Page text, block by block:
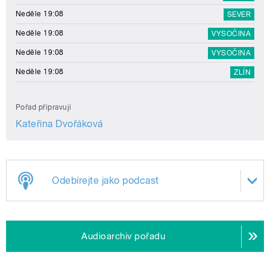
Neděle 19:08 SEVER
Neděle 19:08 VYSOČINA
Neděle 19:08 VYSOČINA
Neděle 19:08 ZLÍN
Pořad připravují
Kateřina Dvořáková
Odebírejte jako podcast
Audioarchiv pořadu